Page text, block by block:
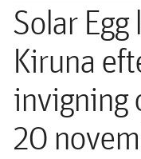
Solar
Kiruna
invigning
20